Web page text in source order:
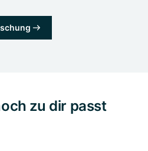
zu dir passt